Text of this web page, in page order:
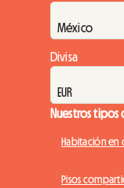
Divisa
Nuestros
Habitación en
Pisos